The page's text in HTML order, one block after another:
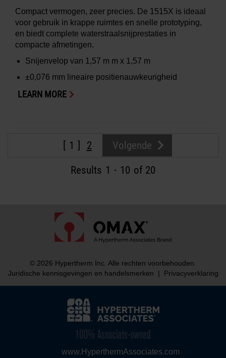
Compact vermogen, zeer precies. De 1515X is ideaal
voor gebruik in krappe ruimtes en snelle prototyping,
en biedt complete waterstraalsnijprestaties in
compacte afmetingen.
Snijenvelop van 1,57 m m x 1,57 m
±0,076 mm lineaire positienauwkeurigheid
LEARN MORE
1 2 Volgende
Results 1 - 10 of 20
© 2026 Hypertherm Inc. Alle rechten voorbehouden.
Juridische kennisgevingen en handelsmerken
| Privacyverklaring
www.HyperthermAssociates.com